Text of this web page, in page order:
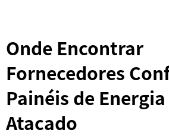
Onde Encontrar
Fornecedores
Painéis de
Atacado